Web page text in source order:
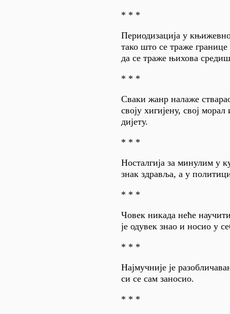
* * *
Периодизација у
тако што се траже
да се траже њихова
* * *
Сваки жанр налаже
своју хигијену, свој
дијету.
* * *
Носталгија за минулим у
знак здравља, а у
* * *
Човек никада неће
је одувек знао и носио у
* * *
Најмучније је
си се сам заносио.
* * *